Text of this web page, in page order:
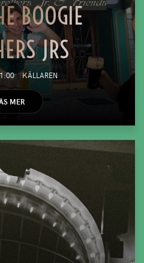
BOOGIE
JRS
KÄLLAREN
MER